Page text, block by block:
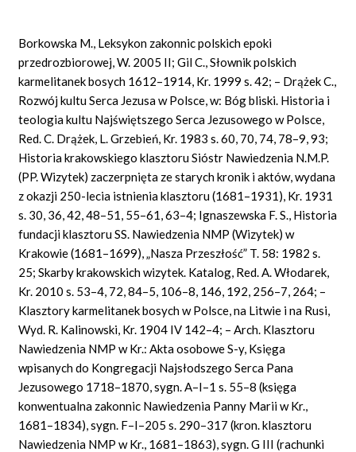
Borkowska M., Leksykon zakonnic polskich epoki
przedrozbiorowej, W. 2005 II; Gil C., Słownik polskich
karmelitanek bosych 1612–1914, Kr. 1999 s. 42; – Drążek C.,
Rozwój kultu Serca Jezusa w Polsce, w: Bóg bliski. Historia i
teologia kultu Najświętszego Serca Jezusowego w Polsce,
Red. C. Drążek, L. Grzebień, Kr. 1983 s. 60, 70, 74, 78–9, 93;
Historia krakowskiego klasztoru Sióstr Nawiedzenia N.M.P.
(PP. Wizytek) zaczerpnięta ze starych kronik i aktów, wydana
z okazji 250-lecia istnienia klasztoru (1681–1931), Kr. 1931
s. 30, 36, 42, 48–51, 55–61, 63–4; Ignaszewska F. S., Historia
fundacji klasztoru SS. Nawiedzenia NMP (Wizytek) w
Krakowie (1681–1699), „Nasza Przeszłość” T. 58: 1982 s.
25; Skarby krakowskich wizytek. Katalog, Red. A. Włodarek,
Kr. 2010 s. 53–4, 72, 84–5, 106–8, 146, 192, 256–7, 264; –
Klasztory karmelitanek bosych w Polsce, na Litwie i na Rusi,
Wyd. R. Kalinowski, Kr. 1904 IV 142–4; – Arch. Klasztoru
Nawiedzenia NMP w Kr.: Akta osobowe S-y, Księga
wpisanych do Kongregacji Najsłodszego Serca Pana
Jezusowego 1718–1870, sygn. A–I–1 s. 55–8 (księga
konwentualna zakonnic Nawiedzenia Panny Marii w Kr.,
1681–1834), sygn. F–I–205 s. 290–317 (kron. klasztoru
Nawiedzenia NMP w Kr., 1681–1863), sygn. G III (rachunki